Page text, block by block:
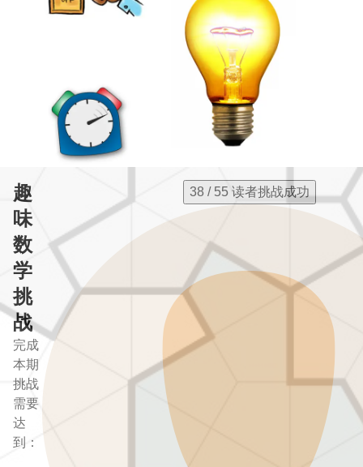
趣
味
数
学
挑
战
完成
本期
挑战
需要
达
到：
38 / 55 读者挑战成功